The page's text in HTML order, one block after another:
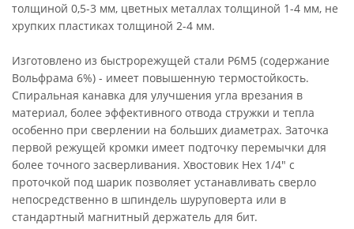
толщиной 0,5-3 мм, цветных металлах толщиной 1-4 мм, не
хрупких пластиках толщиной 2-4 мм.
Изготовлено из быстрорежущей стали Р6М5 (содержание
Вольфрама 6%) - имеет повышенную термостойкость.
Спиральная канавка для улучшения угла врезания в
материал, более эффективного отвода стружки и тепла
особенно при сверлении на больших диаметрах. Заточка
первой режущей кромки имеет подточку перемычки для
более точного засверливания. Хвостовик Hex 1/4" с
проточкой под шарик позволяет устанавливать сверло
непосредственно в шпиндель шуруповерта или в
стандартный магнитный держатель для бит.